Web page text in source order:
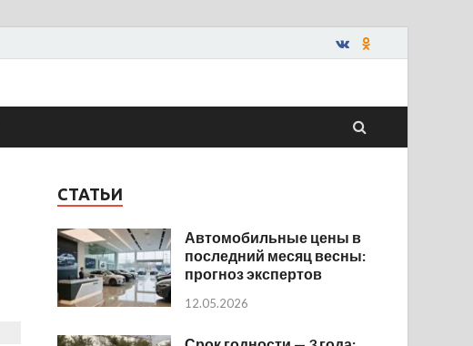
СТАТЬИ
Автомобильные цены в
последний месяц весны:
прогноз экспертов
12.05.2026